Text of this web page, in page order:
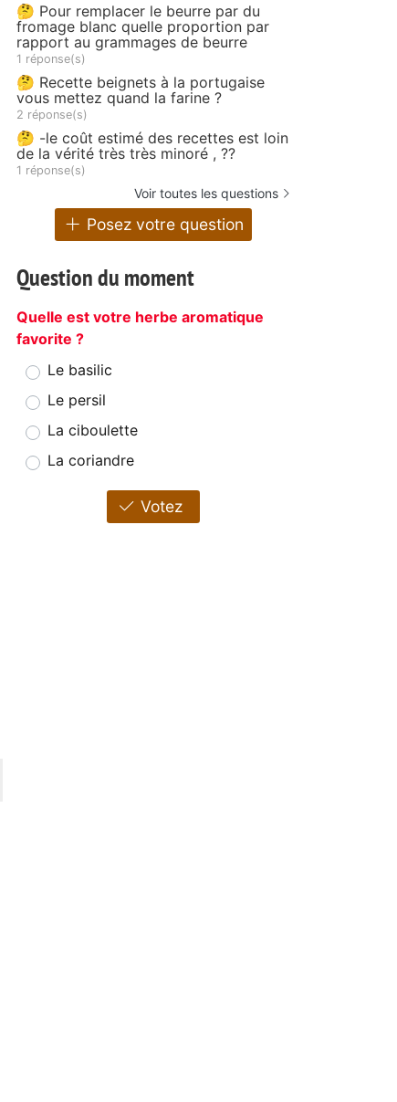
🤔 Pour remplacer le beurre par du
fromage blanc quelle proportion par
rapport au grammages de beurre
1 réponse(s)
🤔 Recette beignets à la portugaise
vous mettez quand la farine ?
2 réponse(s)
🤔 -le coût estimé des recettes est loin
de la vérité très très minoré , ??
1 réponse(s)
Voir toutes les questions
Posez votre question
Question du moment
Quelle est votre herbe aromatique
favorite ?
Le basilic
Le persil
La ciboulette
La coriandre
Votez